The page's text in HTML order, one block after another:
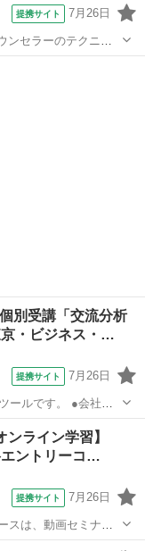
提携サイト 7月26日
ンセラーのテクニッ
パソコン・スマホ・
別受講「交流分析
・ビジネス・…
提携サイト 7月26日
す。 ●会社の
下のタイプによっ
優しくして、穏や
ライン学習】
エントリーコ…
提携サイト 7月26日
スは、動画セミナー
けられるお得なコー